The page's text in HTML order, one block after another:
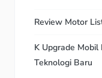
Review Motor
K Upgrade Mobil
Teknologi Baru